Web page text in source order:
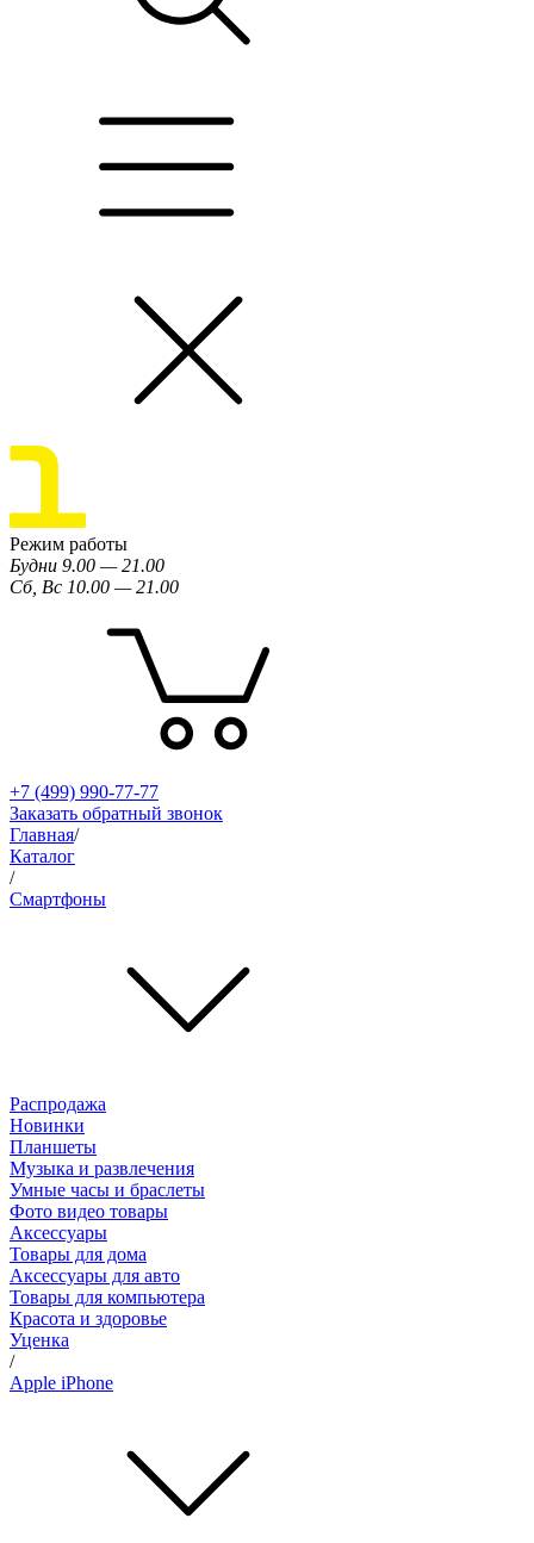
Режим работы
Будни 9.00 — 21.00
Сб, Вс 10.00 — 21.00
+7 (499) 990-77-77
Заказать обратный звонок
Главная/
Каталог
/
Смартфоны
Распродажа
Новинки
Планшеты
Музыка и развлечения
Умные часы и браслеты
Фото видео товары
Аксессуары
Товары для дома
Аксессуары для авто
Товары для компьютера
Красота и здоровье
Уценка
/
Apple iPhone